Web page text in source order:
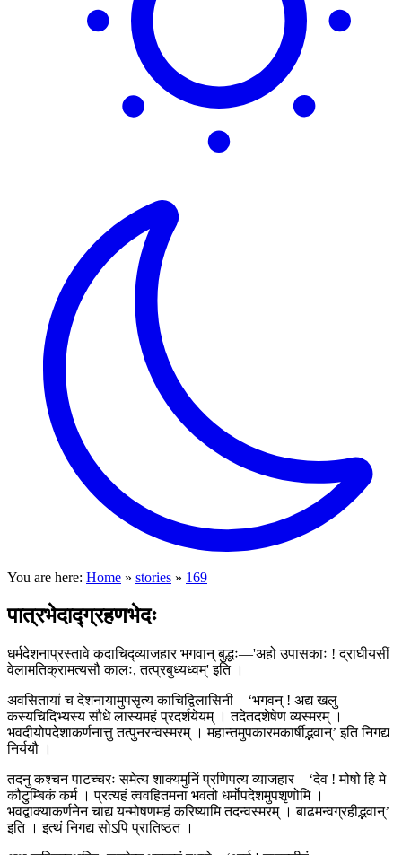
You are here: Home » stories » 169
पात्रभेदाद्ग्रहणभेदः
धर्मदेशनाप्रस्तावे कदाचिद्व्याजहार भगवान् बुद्धः—'अहो उपासकाः ! द्राघीयसीं
वेलामतिक्रामत्यसौ कालः, तत्प्रबुध्यध्वम्' इति ।
अवसितायां च देशनायामुपसृत्य काचिद्विलासिनी—‘भगवन् ! अद्य खलु
कस्यचिदिभ्यस्य सौधे लास्यमहं प्रदर्शयेयम् । तदेतदशेषेण व्यस्मरम् ।
भवदीयोपदेशाकर्णनात्तु तत्पुनरन्वस्मरम् । महान्तमुपकारमकार्षीद्भवान्’ इति निगद्य
निर्ययौ ।
तदनु कश्चन पाटच्चरः समेत्य शाक्यमुनिं प्रणिपत्य व्याजहार—‘देव ! मोषो हि मे
कौटुम्बिकं कर्म । प्रत्यहं त्ववहितमना भवतो धर्मोपदेशमुपशृणोमि ।
भवद्वाक्याकर्णनेन चाद्य यन्मोषणमहं करिष्यामि तदन्वस्मरम् । बाढमन्वग्रहीद्भवान्’
इति । इत्थं निगद्य सोऽपि प्रातिष्ठत ।